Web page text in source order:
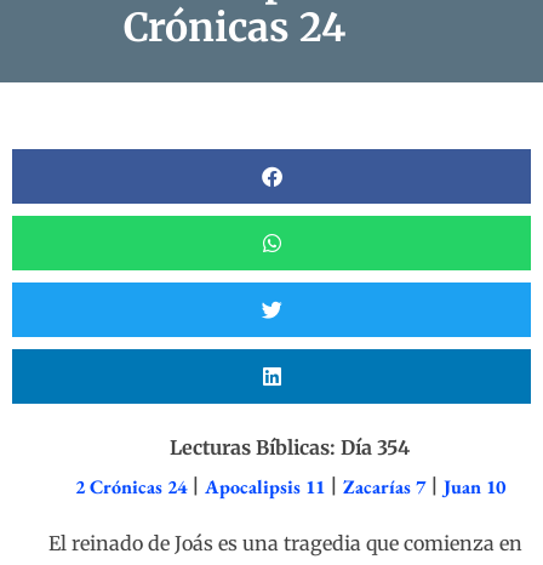
Crónicas 24
Lecturas Bíblicas: Día 354
2 Crónicas 24| Apocalipsis 11 Zacarías 7 Juan 10
El reinado de Joás es una tragedia que comienza en